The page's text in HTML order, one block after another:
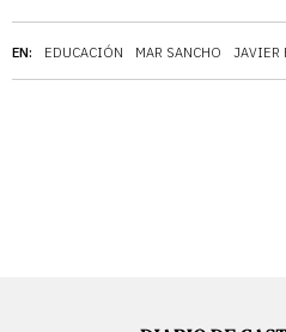
EN: EDUCACIÓN MAR SANCHO JAVIER